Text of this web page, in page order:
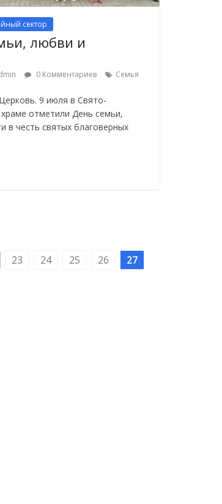
сектор
любви и
0 Комментариев Семья
9 июля в Свято-
отметили День семьи,
в честь святых благоверных
23 24 25 26 27